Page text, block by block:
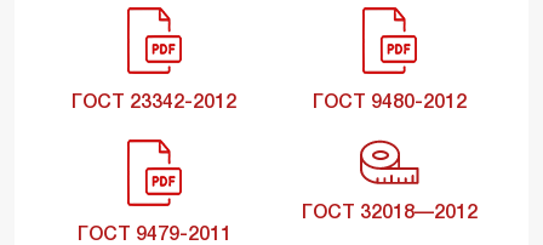
ГОСТ 23342-2012 ГОСТ 9480-2012
ГОСТ 9479-2011
ГОСТ 32018—2012